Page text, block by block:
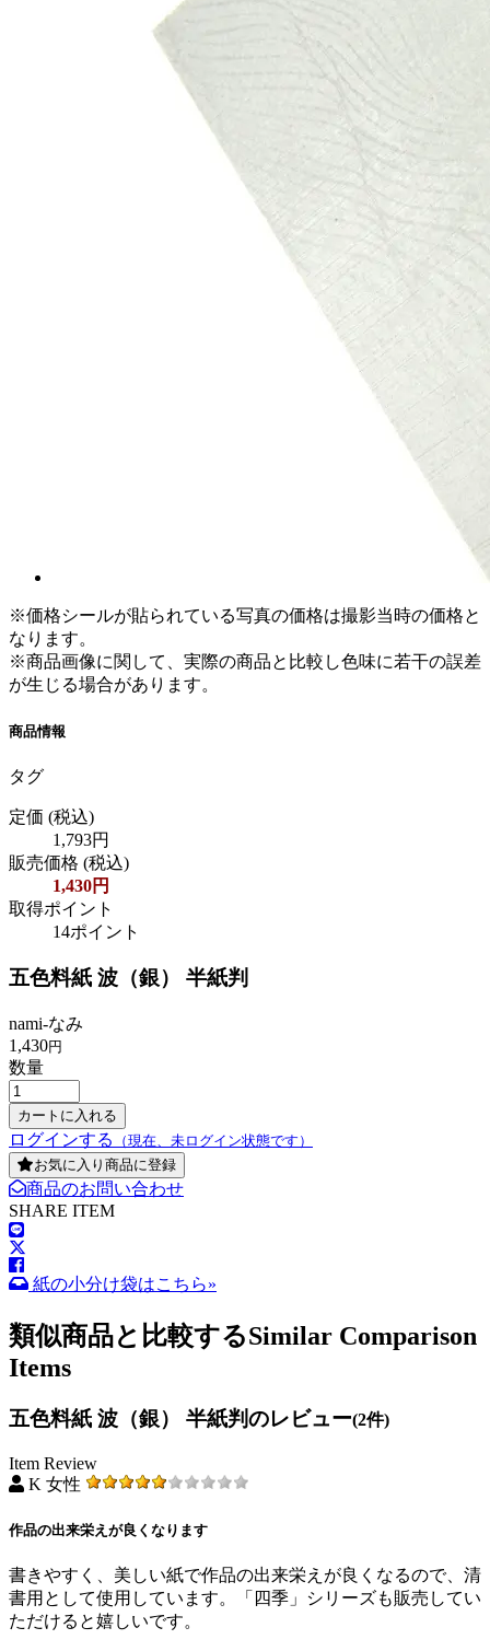
※価格シールが貼られている写真の価格は撮影当時の価格と
なります。
※商品画像に関して、実際の商品と比較し色味に若干の誤差
が生じる場合があります。
商品情報
タグ
定価 (税込)
1,793円
販売価格 (税込)
1,430円
取得ポイント
14ポイント
五色料紙 波（銀） 半紙判
nami-なみ
1,430円
数量
ログインする
（現在、未ログイン状態です）
お気に入り商品に登録
商品のお問い合わせ
SHARE ITEM
紙の小分け袋はこちら»
類似商品と比較するSimilar Comparison
Items
五色料紙 波（銀） 半紙判のレビュー(2件)
Item Review
K 女性
作品の出来栄えが良くなります
書きやすく、美しい紙で作品の出来栄えが良くなるので、清
書用として使用しています。「四季」シリーズも販売してい
ただけると嬉しいです。